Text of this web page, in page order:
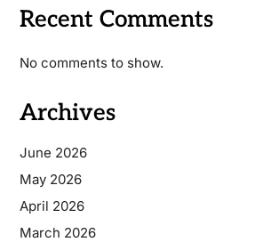
Recent Comments
No comments to show.
Archives
June 2026
May 2026
April 2026
March 2026